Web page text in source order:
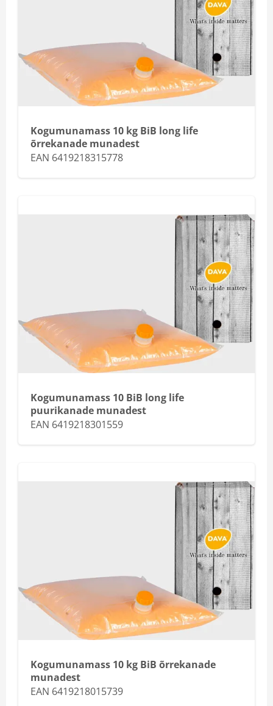
Kogumunamass 10 kg BiB long life
õrrekanade munadest
EAN 6419218315778
Kogumunamass 10 BiB long life
puurikanade munadest
EAN 6419218301559
Kogumunamass 10 kg BiB õrrekanade
munadest
EAN 6419218015739